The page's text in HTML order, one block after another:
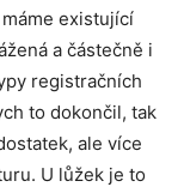
existující
a částečně i
registračních
to dokončil, tak
ale více
U lůžek je to